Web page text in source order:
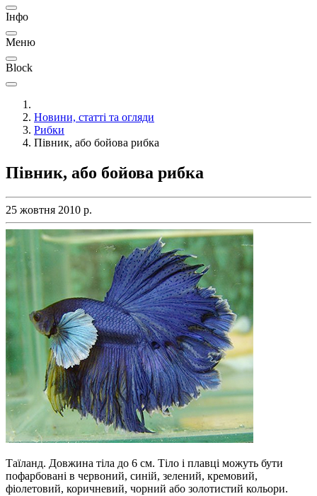
Інфо
Меню
Block
Новини, статті та огляди
Рибки
Півник, або бойова рибка
Півник, або бойова рибка
25 жовтня 2010 р.
Таїланд. Довжина тіла до 6 см. Тіло і плавці можуть бути
пофарбовані в червоний, синій, зелений, кремовий,
фіолетовий, коричневий, чорний або золотистий кольори.